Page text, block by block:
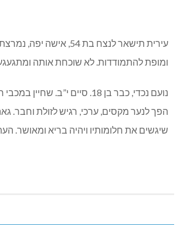
עירית תישאר לנצח בת 54,
ומופת להתמודדות. לא שוכחת אותה
נועם נכדי, כבר בן 18. סיים י”ב.
הפך לנער מקסים, ערכי, רגיש לזולת וחבר.
שיגשים את חלומותיו ויהיה בריא ומאושר.